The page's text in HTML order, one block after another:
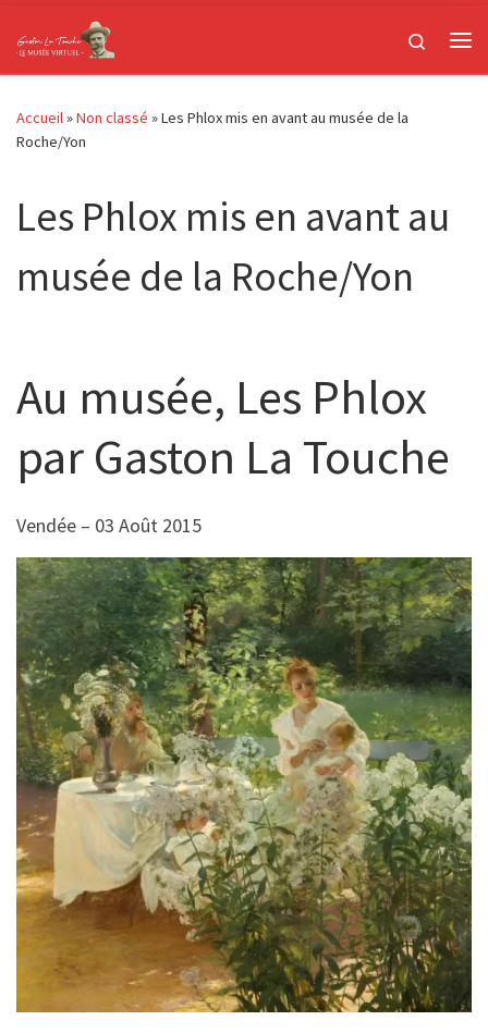
Passer au contenu
Search
Accueil»Non classé »Les Phlox mis en avant au musée de la
Roche/Yon
Les Phlox mis en avant au
musée de la Roche/Yon
Au musée, Les Phlox
par Gaston La Touche
Vendée – 03 Août 2015